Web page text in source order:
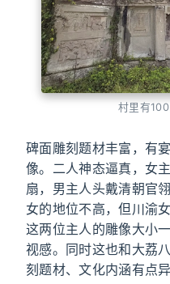
村里有
碑面雕刻题材丰富，有
像。二人神态逼真，女
扇，男主人头戴清朝官
女的地位不高，但川渝
这两位主人的雕像大小
视感。同时这也和大荔
刻题材、文化内涵有点